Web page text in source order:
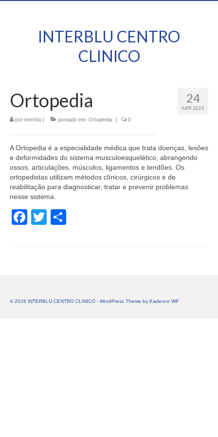
INTERBLU CENTRO
CLINICO
24
ABR 2025
Ortopedia
por interblu | postado em: Ortopedia | 0
A Ortopedia é a especialidade médica que trata doenças, lesões
e deformidades do sistema musculoesquelético, abrangendo
ossos, articulações, músculos, ligamentos e tendões. Os
ortopedistas utilizam métodos clínicos, cirúrgicos e de
reabilitação para diagnosticar, tratar e prevenir problemas
nesse sistema.
Facebook
Twitter
© 2026 INTERBLU CENTRO CLINICO - WordPress Theme by Kadence WP